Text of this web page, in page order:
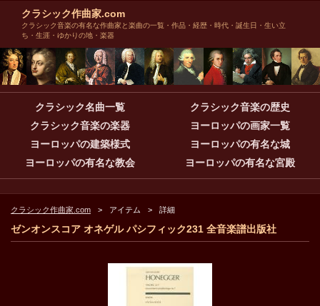
クラシック作曲家.com
クラシック音楽の有名な作曲家と楽曲の一覧・作品・経歴・時代・誕生日・生い立
ち・生涯・ゆかりの地・楽器
クラシック名曲一覧
クラシック音楽の歴史
クラシック音楽の楽器
ヨーロッパの画家一覧
ヨーロッパの建築様式
ヨーロッパの有名な城
ヨーロッパの有名な教会
ヨーロッパの有名な宮殿
クラシック作曲家.com アイテム 詳細
ゼンオンスコア オネゲル パシフィック231 全音楽譜出版社